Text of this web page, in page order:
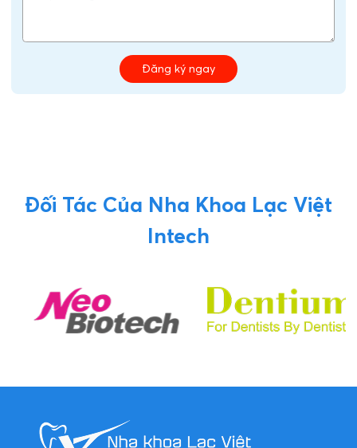
Đăng ký ngay
Đối Tác Của Nha Khoa Lạc Việt
Intech